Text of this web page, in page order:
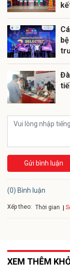
Gửi bình luận
(0) Bình luận
Xếp theo: Thời gian
XEM THÊM